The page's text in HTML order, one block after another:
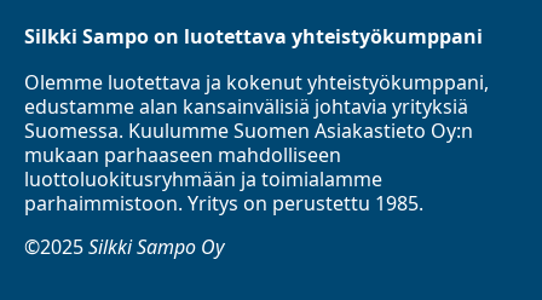
Silkki Sampo on luotettava yhteistyökumppani
Olemme luotettava ja kokenut yhteistyökumppani,
edustamme alan kansainvälisiä johtavia yrityksiä
Suomessa. Kuulumme Suomen Asiakastieto Oy:n
mukaan parhaaseen mahdolliseen
luottoluokitusryhmään ja toimialamme
parhaimmistoon. Yritys on perustettu 1985.
©2025Silkki Sampo Oy